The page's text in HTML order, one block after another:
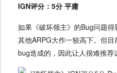
IGN评分：5分 平庸
如果《破坏领主》的Bug问题
其他ARPG大作一较高下。但
bug造成的，因此让人很难推荐